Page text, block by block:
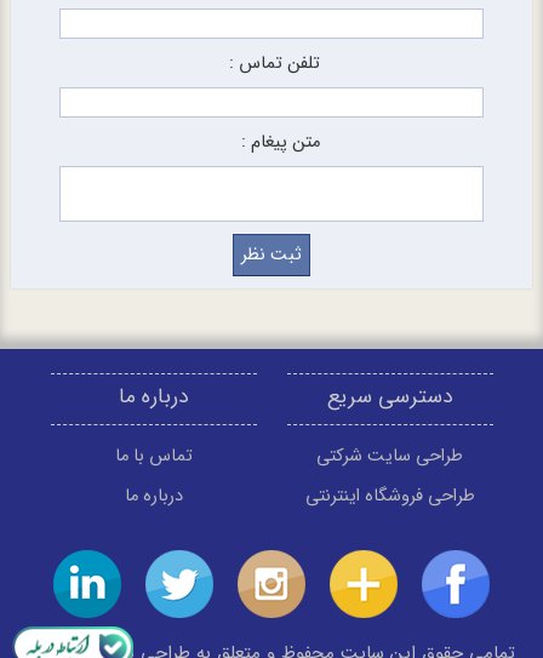
تلفن تماس :
متن پیغام :
دسترسی سریع
طراحی سایت شرکتی
طراحی فروشگاه اینترنتی
درباره ما
تماس با ما
درباره ما